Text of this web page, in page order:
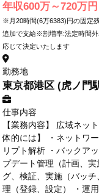
年収600万～720万円
※月20時間(6万6383)円の固定
追加で支給※割増率:法定時間
応じて決定いたします
勤務地
東京都港区 (虎ノ門
仕事内容
【業務内容】 広域ネッ
体的には】 ・ネットワ
リプト解析 ・バックア
プデート管理（計画、
グ、検証、実施（バッ
理（登録、設定） ・運